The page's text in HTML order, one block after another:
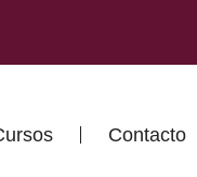
Contacto